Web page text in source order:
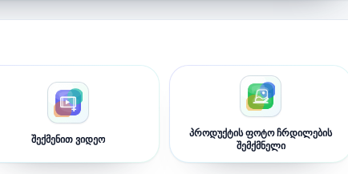
შექმენით ვიდეო
პროდუქტის ფოტო ჩრდილების
შემქმნელი